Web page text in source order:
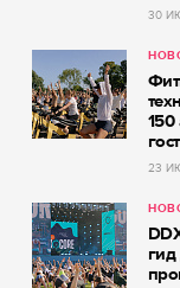
30
150
23
гид